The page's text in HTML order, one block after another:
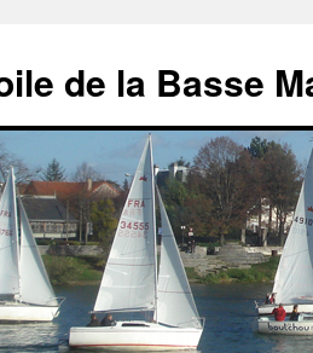
de la Basse